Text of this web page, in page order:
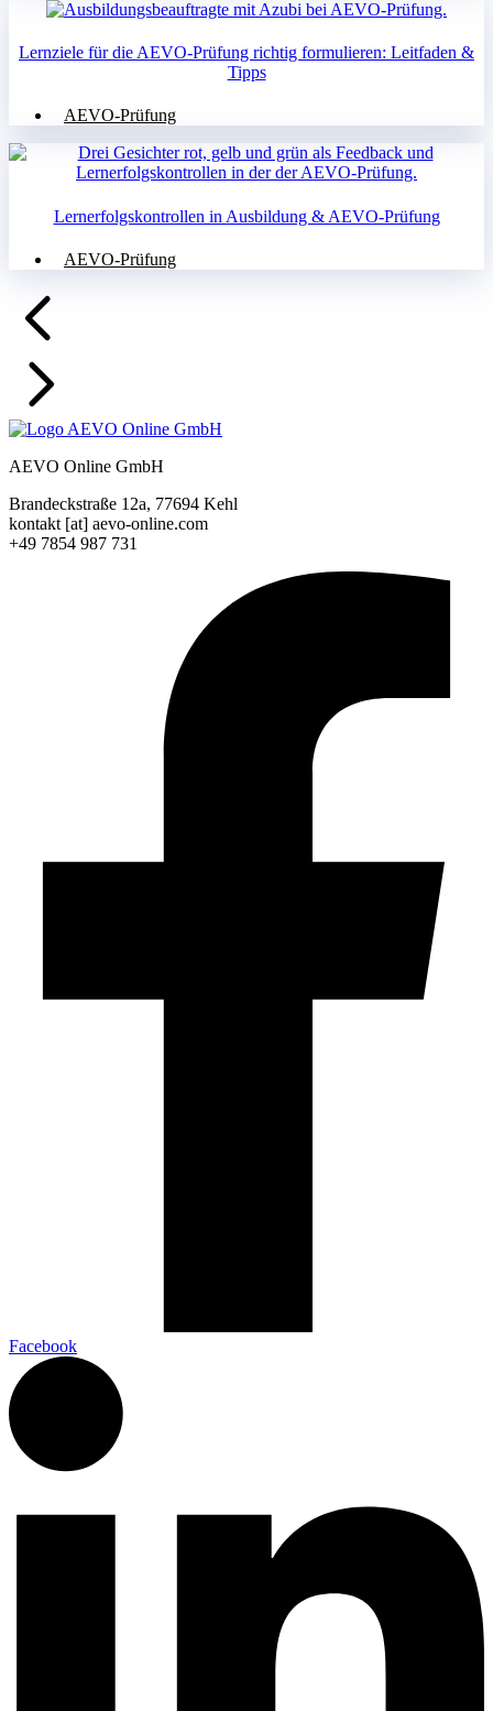
Lernziele für die AEVO-Prüfung richtig formulieren: Leitfaden &
Tipps
AEVO-Prüfung
Lernerfolgskontrollen in Ausbildung & AEVO-Prüfung
AEVO-Prüfung
AEVO Online GmbH
Brandeckstraße 12a, 77694 Kehl
kontakt [at] aevo-online.com
+49 7854 987 731
Facebook